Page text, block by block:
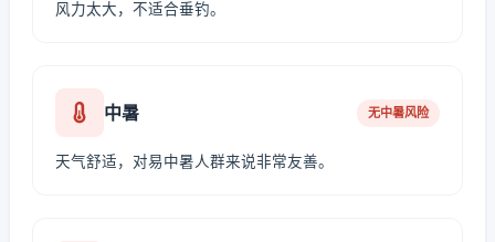
风力太大，不适合垂钓。
中暑 无中暑风险
天气舒适，对易中暑人群来说非常友善。